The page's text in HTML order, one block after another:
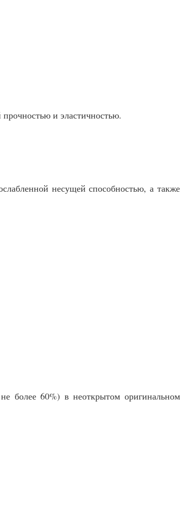
и эластичностью.
несущей способностью, а также
более 60%) в неоткрытом оригинальном